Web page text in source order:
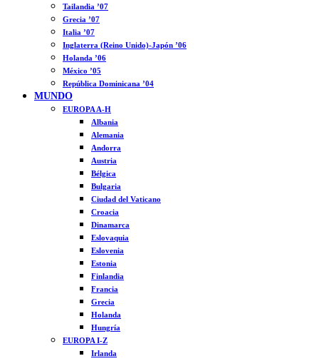
Tailandia ’07
Grecia ’07
Italia ’07
Inglaterra (Reino Unido)-Japón ’06
Holanda ’06
México ’05
República Dominicana ’04
MUNDO
EUROPA A-H
Albania
Alemania
Andorra
Austria
Bélgica
Bulgaria
Ciudad del Vaticano
Croacia
Dinamarca
Eslovaquia
Eslovenia
Estonia
Finlandia
Francia
Grecia
Holanda
Hungría
EUROPA I-Z
Irlanda